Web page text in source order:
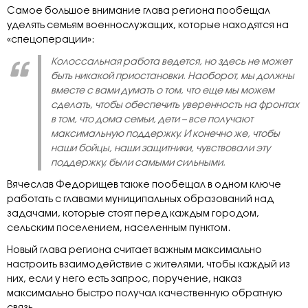
Самое большое внимание глава региона пообещал
уделять семьям военнослужащих, которые находятся на
«спецоперации»:
Колоссальная работа ведется, но здесь не может
быть никакой приостановки. Наоборот, мы должны
вместе с вами думать о том, что еще мы можем
сделать, чтобы обеспечить уверенность на фронтах
в том, что дома семьи, дети – все получают
максимальную поддержку. И конечно же, чтобы
наши бойцы, наши защитники, чувствовали эту
поддержку, были самыми сильными.
Вячеслав Федорищев также пообещал в одном ключе
работать с главами муниципальных образований над
задачами, которые стоят перед каждым городом,
сельским поселением, населенным пунктом.
Новый глава региона считает важным максимально
настроить взаимодействие с жителями, чтобы каждый из
них, если у него есть запрос, поручение, наказ
максимально быстро получал качественную обратную